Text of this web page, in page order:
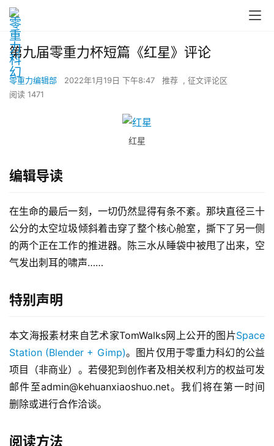
第九届零重力杯短篇《红星》评论
零重力编辑部 2022年1月19日 下午8:47 推荐 , 征文评论区
阅读 1471
红星
编辑导读
在生命的最后一刻，一切仍然显得有条不紊。那块直径三十
公分的太空垃圾倾斜着击穿了整个核心舱室，撕下了另一侧
的两个正在工作的推进器。陈三水从睡袋中被甩了出来，空
气发出刺耳的啸声……
特别声明
本文海报素材来自艺术家TomWalks网上公开的图片Space
Station (Blender + Gimp)。图片仅用于零重力科幻的公益
项目（非商业）。若侵犯到创作者及相关权利方的权益可发
邮件至admin@kehuanxiaoshuo.net。我们将在第一时间
删除或进行合作洽谈。
阅读方法